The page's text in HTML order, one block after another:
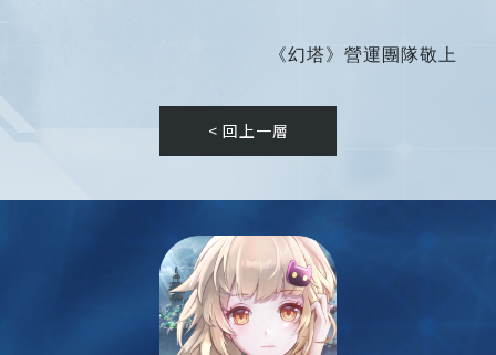
《幻塔》營運團隊敬上
< 回上一層